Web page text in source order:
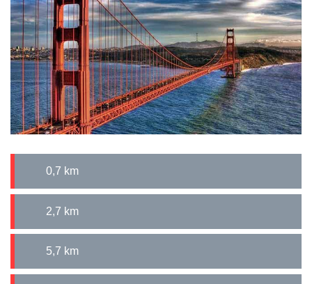
0,7 km
2,7 km
5,7 km